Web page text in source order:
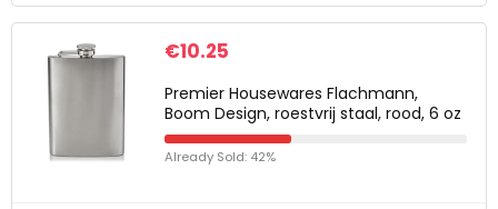
€10.25
Premier Housewares Flachmann,
Boom Design, roestvrij staal, rood, 6 oz
Already Sold: 42%